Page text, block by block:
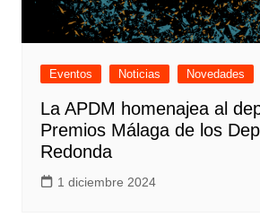
Eventos Noticias Novedades
La APDM homenajea al
Premios Málaga de los
Redonda
1 diciembre 2024